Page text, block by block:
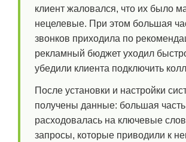
клиент жаловался, что их было
нецелевые. При этом большая
звонков приходила по
рекламный бюджет уходил
убедили клиента подключить
После установки и настройки
получены данные: большая
расходовалась на ключевые
запросы, которые приводили к